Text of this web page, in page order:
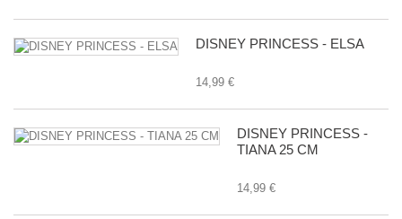
DISNEY PRINCESS - ELSA
14,99 €
DISNEY PRINCESS -
TIANA 25 CM
14,99 €